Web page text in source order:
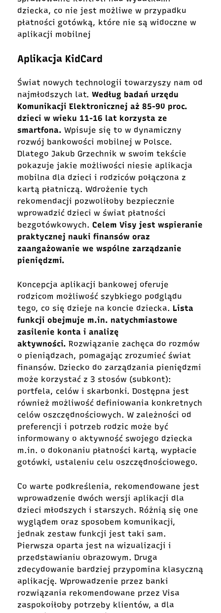
dziecka, co nie jest możliwe w przypadku
płatności gotówką, które nie są widoczne w
aplikacji mobilnej
Aplikacja KidCard
Świat nowych technologii towarzyszy nam od
najmłodszych lat. Według badań urzędu
Komunikacji Elektronicznej aż 85-90 proc.
dzieci w wieku 11-16 lat korzysta ze
smartfona. Wpisuje się to w dynamiczny
rozwój bankowości mobilnej w Polsce.
Dlatego Jakub Grzechnik w swoim tekście
pokazuje jakie możliwości niesie aplikacja
mobilna dla dzieci i rodziców połączona z
kartą płatniczą. Wdrożenie tych
rekomendacji pozwoliłoby bezpiecznie
wprowadzić dzieci w świat płatności
bezgotówkowych. Celem Visy jest wspieranie
praktycznej nauki finansów oraz
zaangażowanie we wspólne zarządzanie
pieniędzmi.
Koncepcja aplikacji bankowej oferuje
rodzicom możliwość szybkiego podglądu
tego, co się dzieje na koncie dziecka. Lista
funkcji obejmuje m.in. natychmiastowe
zasilenie konta i analizę
aktywności. Rozwiązanie zachęca do rozmów
o pieniądzach, pomagając zrozumieć świat
finansów. Dziecko do zarządzania pieniędzmi
może korzystać z 3 stosów (subkont):
portfela, celów i skarbonki. Dostępna jest
również możliwość definiowania konkretnych
celów oszczędnościowych. W zależności od
preferencji i potrzeb rodzic może być
informowany o aktywność swojego dziecka
m.in. o dokonaniu płatności kartą, wypłacie
gotówki, ustaleniu celu oszczędnościowego.
Co warte podkreślenia, rekomendowane jest
wprowadzenie dwóch wersji aplikacji dla
dzieci młodszych i starszych. Różnią się one
wyglądem oraz sposobem komunikacji,
jednak zestaw funkcji jest taki sam.
Pierwsza oparta jest na wizualizacji i
przedstawianiu obrazowym. Druga
zdecydowanie bardziej przypomina klasyczną
aplikację. Wprowadzenie przez banki
rozwiązania rekomendowane przez Visa
zaspokoiłoby potrzeby klientów, a dla